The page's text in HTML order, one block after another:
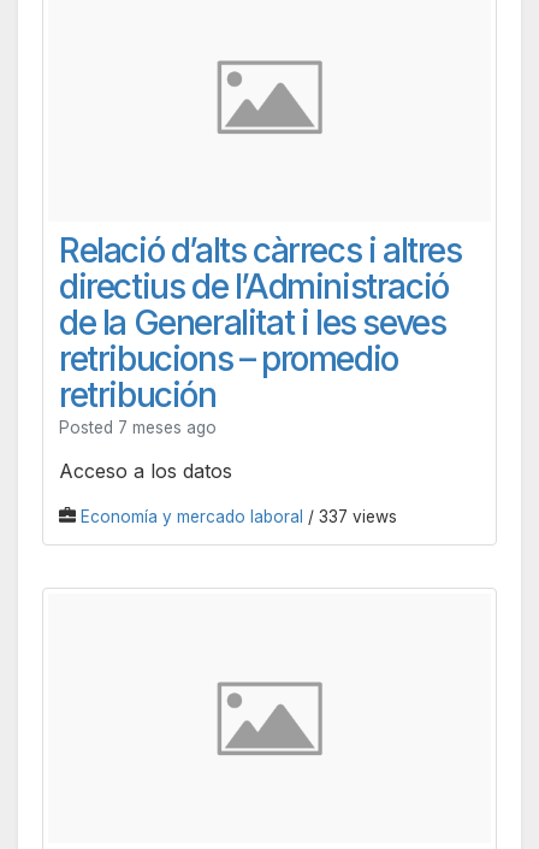
Relació d’alts càrrecs i altres
directius de l’Administració
de la Generalitat i les seves
retribucions – promedio
retribución
Posted 7 meses ago
Acceso a los datos
Economía y mercado laboral / 337 views